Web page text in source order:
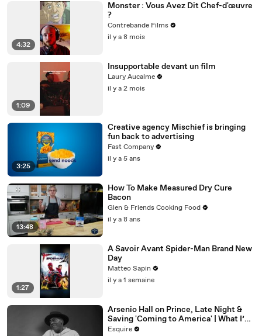
4:32
Monster : Vous Avez Dit Chef-d'œuvre
?
Contrebande Films
il y a 8 mois
1:09
Insupportable devant un film
Laury Aucalme
il y a 2 mois
3:25
Creative agency Mischief is bringing
fun back to advertising
Fast Company
il y a 5 ans
13:48
How To Make Measured Dry Cure
Bacon
Glen & Friends Cooking Food
il y a 8 ans
1:27
A Savoir Avant Spider-Man Brand New
Day
Matteo Sapin
il y a 1 semaine
Arsenio Hall on Prince, Late Night &
Saving 'Coming to America' | What I’ve
Learned | Esquire
Esquire